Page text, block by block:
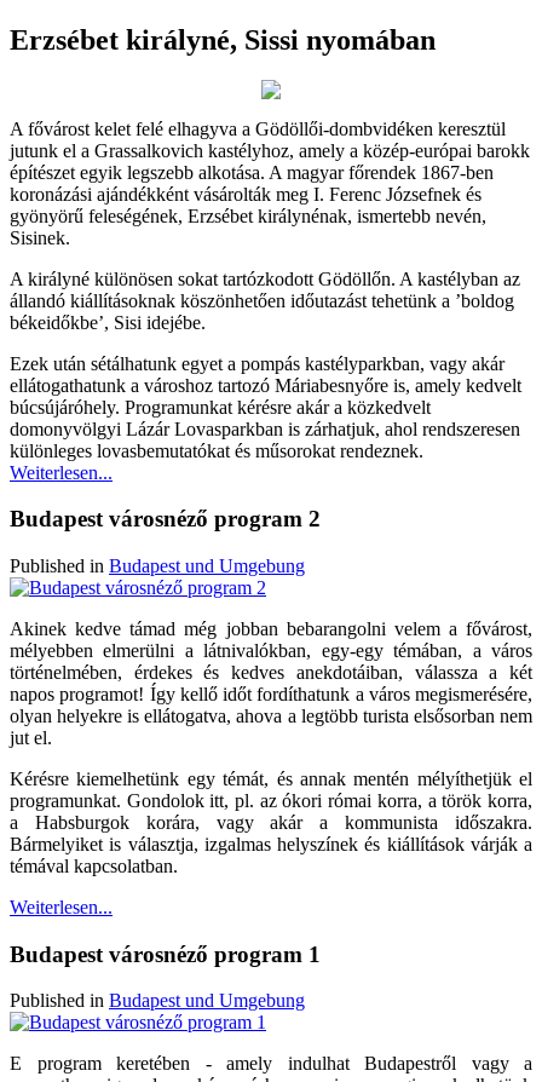
Erzsébet királyné, Sissi nyomában
A fővárost kelet felé elhagyva a Gödöllői-dombvidéken keresztül
jutunk el a Grassalkovich kastélyhoz, amely a közép-európai barokk
építészet egyik legszebb alkotása. A magyar főrendek 1867-ben
koronázási ajándékként vásárolták meg I. Ferenc Józsefnek és
gyönyörű feleségének, Erzsébet királynénak, ismertebb nevén,
Sisinek.
A királyné különösen sokat tartózkodott Gödöllőn. A kastélyban az
állandó kiállításoknak köszönhetően időutazást tehetünk a ’boldog
békeidőkbe’, Sisi idejébe.
Ezek után sétálhatunk egyet a pompás kastélyparkban, vagy akár
ellátogathatunk a városhoz tartozó Máriabesnyőre is, amely kedvelt
búcsújáróhely. Programunkat kérésre akár a közkedvelt
domonyvölgyi Lázár Lovasparkban is zárhatjuk, ahol rendszeresen
különleges lovasbemutatókat és műsorokat rendeznek.
Weiterlesen...
Budapest városnéző program 2
Published in Budapest und Umgebung
Akinek kedve támad még jobban bebarangolni velem a fővárost,
mélyebben elmerülni a látnivalókban, egy-egy témában, a város
történelmében, érdekes és kedves anekdotáiban, válassza a két
napos programot! Így kellő időt fordíthatunk a város megismerésére,
olyan helyekre is ellátogatva, ahova a legtöbb turista elsősorban nem
jut el.
Kérésre kiemelhetünk egy témát, és annak mentén mélyíthetjük el
programunkat. Gondolok itt, pl. az ókori római korra, a török korra,
a Habsburgok korára, vagy akár a kommunista időszakra.
Bármelyiket is választja, izgalmas helyszínek és kiállítások várják a
témával kapcsolatban.
Weiterlesen...
Budapest városnéző program 1
Published in Budapest und Umgebung
E program keretében - amely indulhat Budapestről vagy a